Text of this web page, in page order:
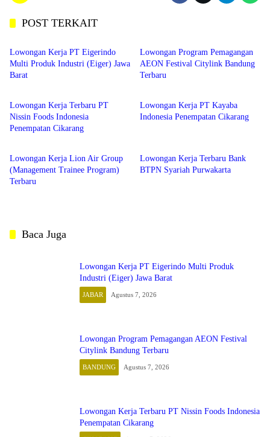
POST TERKAIT
JABAR
Lowongan Kerja PT Eigerindo
Multi Produk Industri (Eiger) Jawa
Barat
Lowongan Program Pemagangan
AEON Festival Citylink Bandung
Terbaru
CIKARANG
Lowongan Kerja Terbaru PT
Nissin Foods Indonesia
Penempatan Cikarang
CIKARANG
Lowongan Kerja PT Kayaba
Indonesia Penempatan Cikarang
lowongan kerja
Lowongan Kerja Lion Air Group
(Management Trainee Program)
Terbaru
Lowongan Kerja Terbaru Bank
BTPN Syariah Purwakarta
Baca Juga
Lowongan Kerja PT Eigerindo Multi Produk
Industri (Eiger) Jawa Barat
JABAR Agustus 7, 2026
Lowongan Program Pemagangan AEON Festival
Citylink Bandung Terbaru
BANDUNG Agustus 7, 2026
Lowongan Kerja Terbaru PT Nissin Foods Indonesia
Penempatan Cikarang